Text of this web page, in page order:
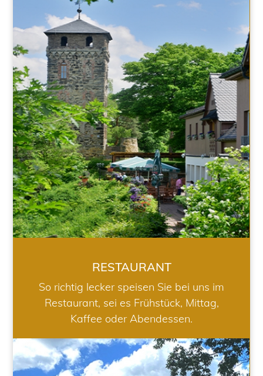
RESTAURANT
RESTAURANT
So richtig lecker speisen Sie bei uns im
Restaurant, sei es Frühstück, Mittag,
Kaffee oder Abendessen.